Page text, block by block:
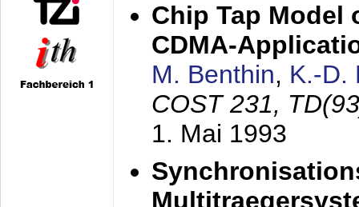
Chip Tap Model
CDMA-
M. Benthin, K.-D.
COST 231,
1. Mai 1993